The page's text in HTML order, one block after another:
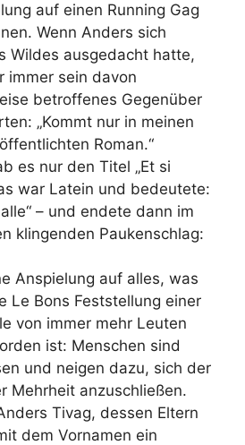
auf einen Running Gag
Wenn Anders sich
Wildes ausgedacht hatte,
immer sein davon
betroffenes Gegenüber
„Kommt nur in meinen
Roman.“
es nur den Titel „Et si
war Latein und bedeutete:
– und endete dann im
klingenden Paukenschlag:
Anspielung auf alles, was
Le Bons Feststellung einer
von immer mehr Leuten
ist: Menschen sind
und neigen dazu, sich der
Mehrheit anzuschließen.
Tivag, dessen Eltern
dem Vornamen ein